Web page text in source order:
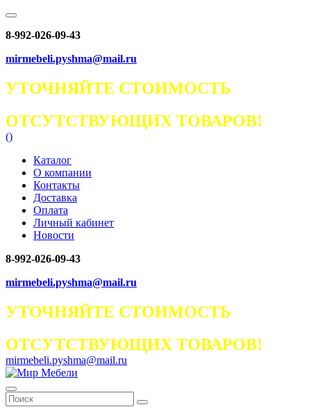
8-992-026-09-43
mirmebeli.pyshma@mail.ru
УТОЧНЯЙТЕ СТОИМОСТЬ
ОТСУТСТВУЮЩИХ ТОВАРОВ!
()
Каталог
О компании
Контакты
Доставка
Оплата
Личный кабинет
Новости
8-992-026-09-43
mirmebeli.pyshma@mail.ru
УТОЧНЯЙТЕ СТОИМОСТЬ
ОТСУТСТВУЮЩИХ ТОВАРОВ!
mirmebeli.pyshma@mail.ru